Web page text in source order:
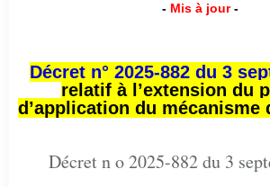
- Mis à jour -
Décret n° 2025-882 du 3
relatif à l’extension du
d’application du mécanisme
Décret n o 2025-882 du 3